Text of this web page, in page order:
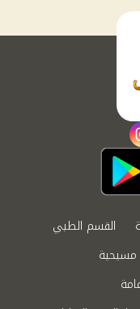
القسم الطبي
مسيحية